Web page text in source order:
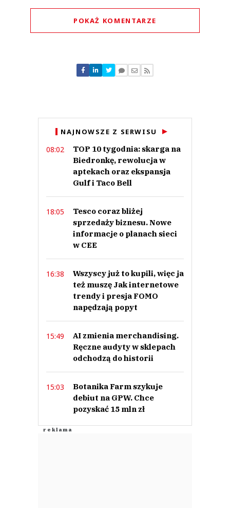
POKAŻ KOMENTARZE
Nie znaleziono komentarzy
Zostaw swoje komentarze
NAJNOWSZE Z SERWISU
08:02
TOP 10 tygodnia: skarga na
Biedronkę, rewolucja w
aptekach oraz ekspansja
Gulf i Taco Bell
18:05
Tesco coraz bliżej
sprzedaży biznesu. Nowe
informacje o planach sieci
w CEE
16:38
Wszyscy już to kupili, więc ja
też muszę Jak internetowe
trendy i presja FOMO
napędzają popyt
15:49
AI zmienia merchandising.
Ręczne audyty w sklepach
odchodzą do historii
15:03
Botanika Farm szykuje
debiut na GPW. Chce
pozyskać 15 mln zł